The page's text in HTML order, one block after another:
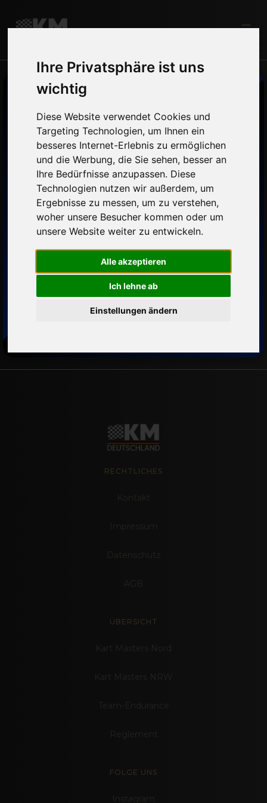
Ihre Privatsphäre ist uns
wichtig
Diese Website verwendet Cookies und
Targeting Technologien, um Ihnen ein
besseres Internet-Erlebnis zu ermöglichen
und die Werbung, die Sie sehen, besser an
Ihre Bedürfnisse anzupassen. Diese
Technologien nutzen wir außerdem, um
Ergebnisse zu messen, um zu verstehen,
woher unsere Besucher kommen oder um
unsere Website weiter zu entwickeln.
Alle akzeptieren
Ich lehne ab
Einstellungen ändern
Leaderboards
Finde hier alle Renntag- & Gesamt- Ergebnisse
der aktuellen Saison und der vergangenen
Jahre.
2026
2025
2024
RECHTLICHES
ÜBERSICHT
FOLGE UNS